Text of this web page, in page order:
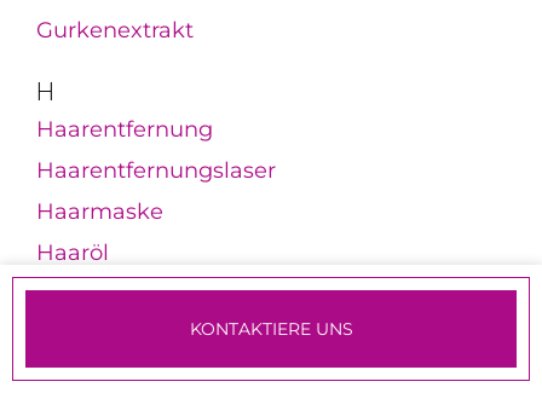
Gurkenextrakt
H
Haarentfernung
Haarentfernungslaser
Haarmaske
Haaröl
Haarpflegeprodukte
Haarverdichtung
HämangiomeTERMINE & ANMELDUNG
KONTAKTIERE UNS